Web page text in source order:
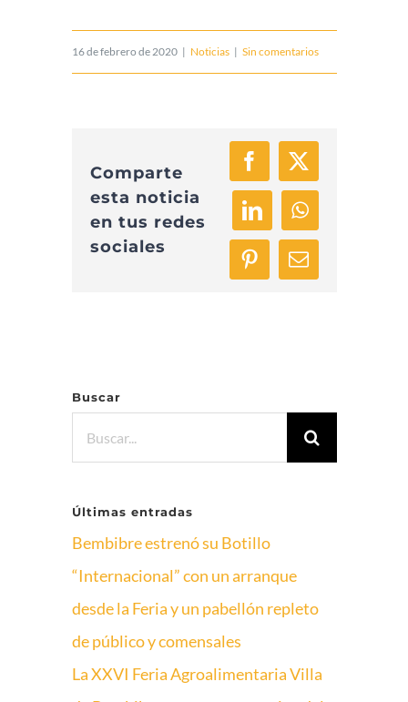
16 de febrero de 2020 | Noticias | Sin comentarios
Comparte
esta noticia
en tus redes
sociales
Facebook
X
LinkedInWhatsApp
PinterestCorreo
Buscar
Últimas entradas
Bembibre estrenó su Botillo
“Internacional” con un arranque
desde la Feria y un pabellón repleto
de público y comensales
La XXVI Feria Agroalimentaria Villa